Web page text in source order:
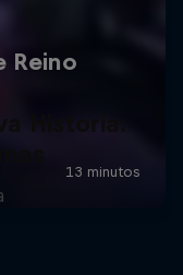
Historia: